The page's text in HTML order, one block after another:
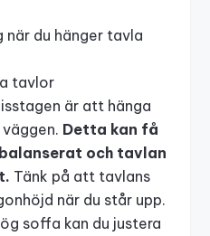
när du hänger tavla
tavlor
är att hänga
Detta kan få
och tavlan
Tänk på att tavlans
när du står upp.
soffa kan du justera